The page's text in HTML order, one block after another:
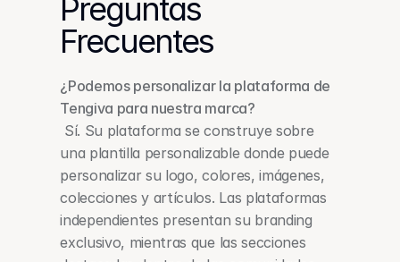
Preguntas
Frecuentes
¿Podemos personalizar la plataforma de
Tengiva para nuestra marca?
una plantilla personalizable donde puede
personalizar su logo, colores, imágenes,
colecciones y artículos. Las plataformas
independientes presentan su branding
exclusivo, mientras que las secciones